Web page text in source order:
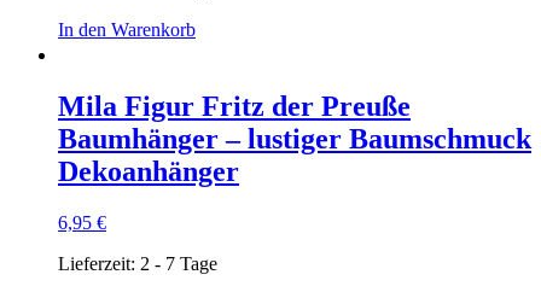
In den Warenkorb
Mila Figur Fritz der Preuße
Baumhänger – lustiger Baumschmuck
Dekoanhänger
6,95 €
Lieferzeit: 2 - 7 Tage